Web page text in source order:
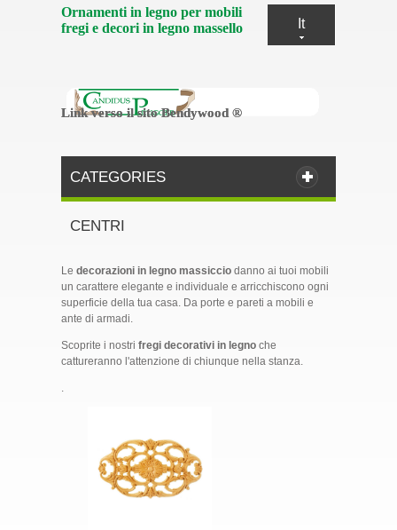
It
Ornamenti in legno per mobili
fregi e decori in legno massello
Link verso il sito Bendywood ®
Link verso il sito Bendywood ®
CATEGORIES
CENTRI
Le decorazioni in legno massiccio danno ai tuoi mobili
un carattere elegante e individuale e arricchiscono ogni
superficie della tua casa. Da porte e pareti a mobili e
ante di armadi.
Scoprite i nostri fregi decorativi in legno che
cattureranno l'attenzione di chiunque nella stanza.
.